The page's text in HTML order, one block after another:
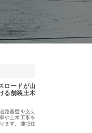
ロードが山
る舗装土木
路基盤を支え
や土木工事を
ます。地域住